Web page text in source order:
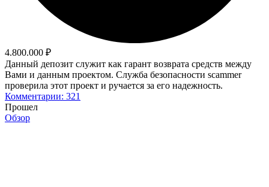
4.800.000 ₽
Данный депозит служит как гарант возврата средств между
Вами и данным проектом. Служба безопасности scammer
проверила этот проект и ручается за его надежность.
Комментарии: 321
Прошел
Обзор